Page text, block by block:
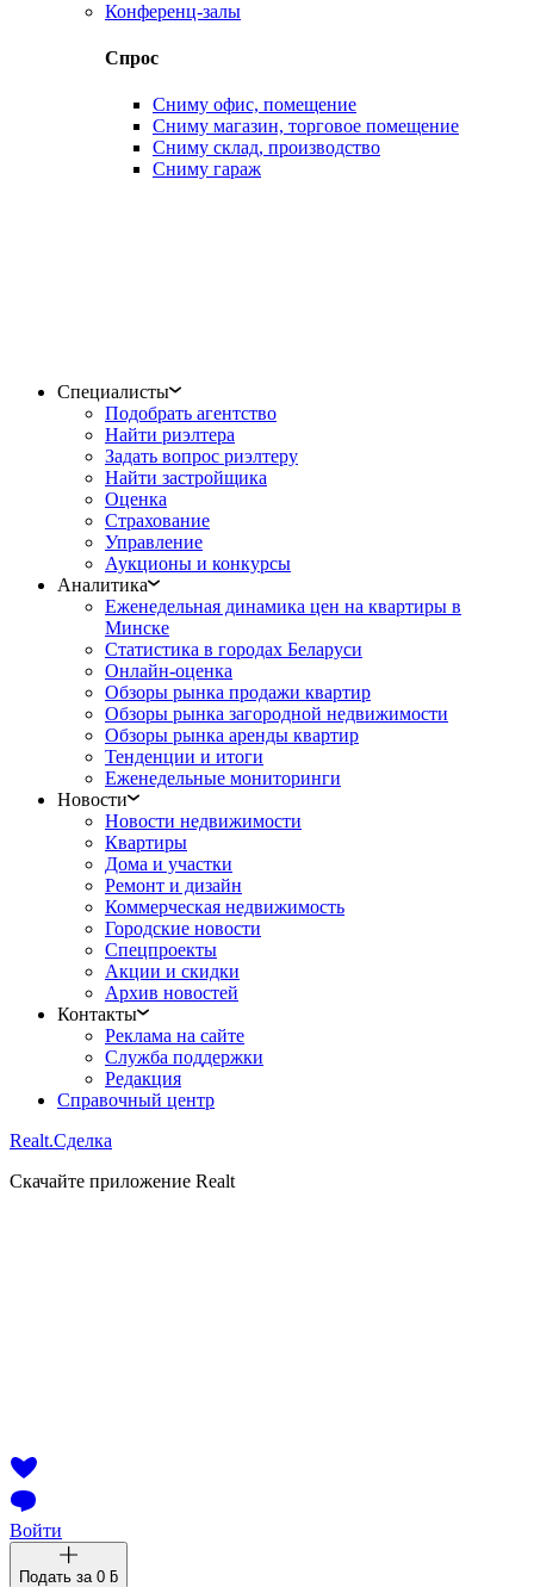
Конференц-залы
Спрос
Сниму офис, помещение
Сниму магазин, торговое помещение
Сниму склад, производство
Сниму гараж
Специалисты
Подобрать агентство
Найти риэлтера
Задать вопрос риэлтеру
Найти застройщика
Оценка
Страхование
Управление
Аукционы и конкурсы
Аналитика
Еженедельная динамика цен на квартиры в
Минске
Статистика в городах Беларуси
Онлайн-оценка
Обзоры рынка продажи квартир
Обзоры рынка загородной недвижимости
Обзоры рынка аренды квартир
Тенденции и итоги
Еженедельные мониторинги
Новости
Новости недвижимости
Квартиры
Дома и участки
Ремонт и дизайн
Коммерческая недвижимость
Городские новости
Спецпроекты
Акции и скидки
Архив новостей
Контакты
Реклама на сайте
Служба поддержки
Редакция
Справочный центр
Realt.Сделка
Скачайте приложение Realt
Войти
Подать за 0 ƃ